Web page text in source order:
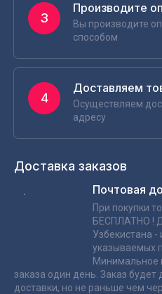
3
Производите
Вы производите
способом
4
Доставляем
Осуществляем
адресу
Доставка заказов
Почтовая
При покупки
БЕСПЛАТНО !
Узбекистана -
указываемых
Минимальное
заказа один день. Заказ
доставки, но не раньше чем